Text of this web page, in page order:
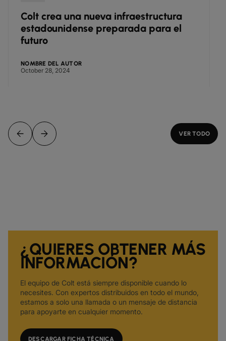
Colt crea una nueva infraestructura
estadounidense preparada para el
futuro
NOMBRE DEL AUTOR
October 28, 2024
VER TODO
¿QUIERES OBTENER MÁS
INFORMACIÓN?
El equipo de Colt está siempre disponible cuando lo
necesites. Con expertos distribuidos en todo el mundo,
estamos a solo una llamada o un mensaje de distancia
para apoyarte en cualquier momento.
DESCARGAR FICHA TÉCNICA